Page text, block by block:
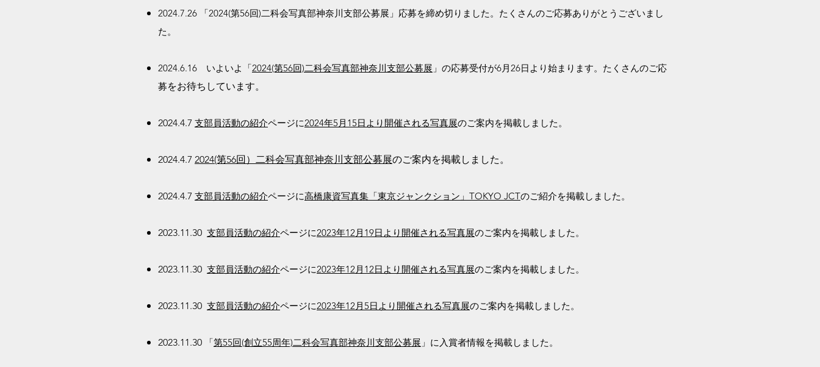
2024.7.26 「2024(第56回)二科会写真部神奈川支部公募展」応募を締め切りました。たくさんのご応募ありがとうございまし
た。
​2024.6.16 いよいよ「2024(第56回)二科会写真部神奈川支部公募展 」の応募受付が6月26日より始まります。 たくさんのご応
募​をお待ちしています。
2024.4.7 支部員活動の紹介ページに2024年5月15日より開催される写真展のご案内を掲載しました。
2024.4.7 2024(第56回）二科会写真部神奈川支部公募展のご案内を掲載しました。
2024.4.7 支部員活動の紹介ページに高橋康資写真集「東京ジャンクション」TOKYO JCTのご紹介を掲載しました。
2023.11.30 支部員活動の紹介ページに2023年12月19日より開催される写真展のご案内を掲載しました。
2023.11.30 支部員活動の紹介ページに2023年12月12日より開催される写真展のご案内を掲載しました。
2023.11.30 支部員活動の紹介ページに2023年12月5日より開催される写真展のご案内を掲載しました。
2023.11.30 「第55回(創立55周年)二科会写真部神奈川支部公募展 」に入賞者情報を掲載しました。